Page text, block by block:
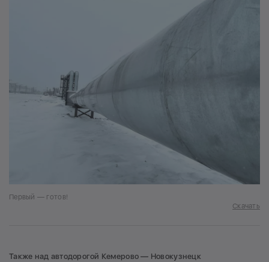
Первый — готов!
Скачать
Также над автодорогой Кемерово — Новокузнецк